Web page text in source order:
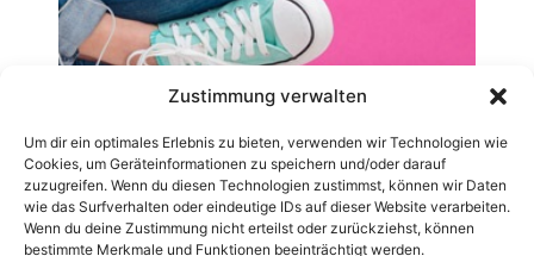
Zustimmung verwalten
Um dir ein optimales Erlebnis zu bieten, verwenden wir Technologien wie
Cookies, um Geräteinformationen zu speichern und/oder darauf
zuzugreifen. Wenn du diesen Technologien zustimmst, können wir Daten
wie das Surfverhalten oder eindeutige IDs auf dieser Website verarbeiten.
Wenn du deine Zustimmung nicht erteilst oder zurückziehst, können
bestimmte Merkmale und Funktionen beeinträchtigt werden.